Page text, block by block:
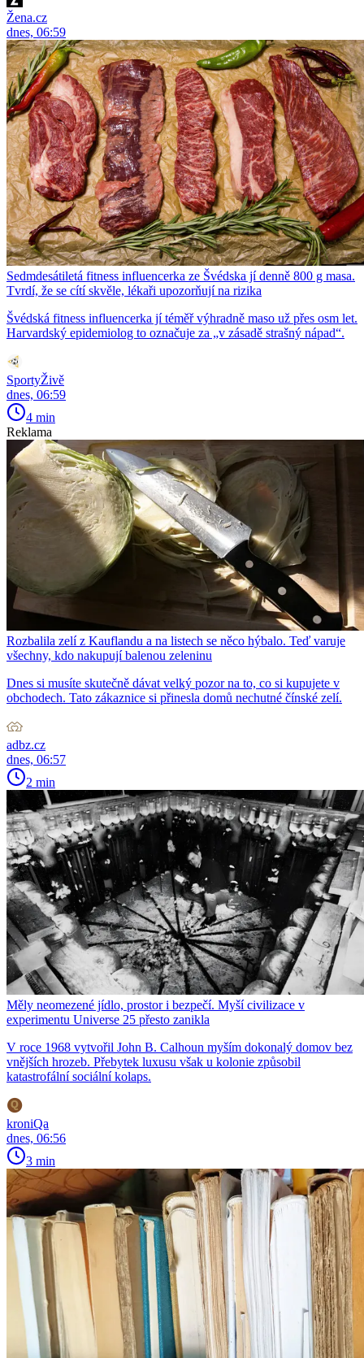
Žena.cz
dnes, 06:59
Sedmdesátiletá fitness influencerka ze Švédska jí denně 800 g masa.
Tvrdí, že se cítí skvěle, lékaři upozorňují na rizika
Švédská fitness influencerka jí téměř výhradně maso už přes osm let.
Harvardský epidemiolog to označuje za „v zásadě strašný nápad“.
SportyŽivě
dnes, 06:59
4 min
Reklama
Rozbalila zelí z Kauflandu a na listech se něco hýbalo. Teď varuje
všechny, kdo nakupují balenou zeleninu
Dnes si musíte skutečně dávat velký pozor na to, co si kupujete v
obchodech. Tato zákaznice si přinesla domů nechutné čínské zelí.
adbz.cz
dnes, 06:57
2 min
Měly neomezené jídlo, prostor i bezpečí. Myší civilizace v
experimentu Universe 25 přesto zanikla
V roce 1968 vytvořil John B. Calhoun myším dokonalý domov bez
vnějších hrozeb. Přebytek luxusu však u kolonie způsobil
katastrofální sociální kolaps.
kroniQa
dnes, 06:56
3 min